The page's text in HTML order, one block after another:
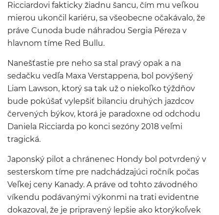
Ricciardovi fakticky žiadnu šancu, čím mu veľkou
mierou ukončil kariéru, sa všeobecne očakávalo, že
práve Cunoda bude náhradou Sergia Péreza v
hlavnom tíme Red Bullu.
Nanešťastie pre neho sa stal pravý opak a na
sedačku vedľa Maxa Verstappena, bol povýšený
Liam Lawson, ktorý sa tak už o niekoľko týždňov
bude pokúšať vylepšiť bilanciu druhých jazdcov
červených býkov, ktorá je paradoxne od odchodu
Daniela Ricciarda po konci sezóny 2018 veľmi
tragická.
Japonský pilot a chránenec Hondy bol potvrdený v
sesterskom tíme pre nadchádzajúci ročník počas
Veľkej ceny Kanady. A práve od tohto závodného
víkendu podávanými výkonmi na trati evidentne
dokazoval, že je pripravený lepšie ako ktorýkoľvek